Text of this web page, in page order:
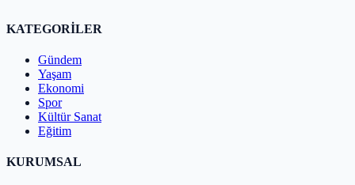
KATEGORİLER
Gündem
Yaşam
Ekonomi
Spor
Kültür Sanat
Eğitim
KURUMSAL